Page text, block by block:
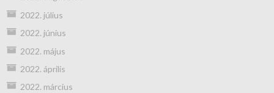
2022. július
2022. június
2022. május
2022. április
2022. március